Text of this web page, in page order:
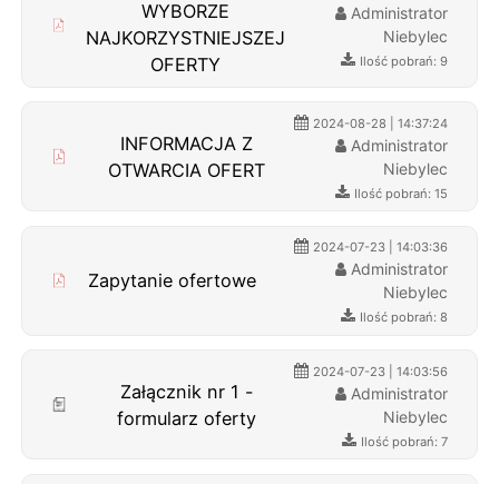
WYBORZE
NAJKORZYSTNIEJSZEJ
OFERTY
Administrator
Niebylec
Ilość pobrań: 9
INFORMACJA Z
OTWARCIA OFERT
2024-08-28 | 14:37:24
Administrator
Niebylec
Ilość pobrań: 15
Zapytanie ofertowe
2024-07-23 | 14:03:36
Administrator
Niebylec
Ilość pobrań: 8
Załącznik nr 1 -
formularz oferty
2024-07-23 | 14:03:56
Administrator
Niebylec
Ilość pobrań: 7